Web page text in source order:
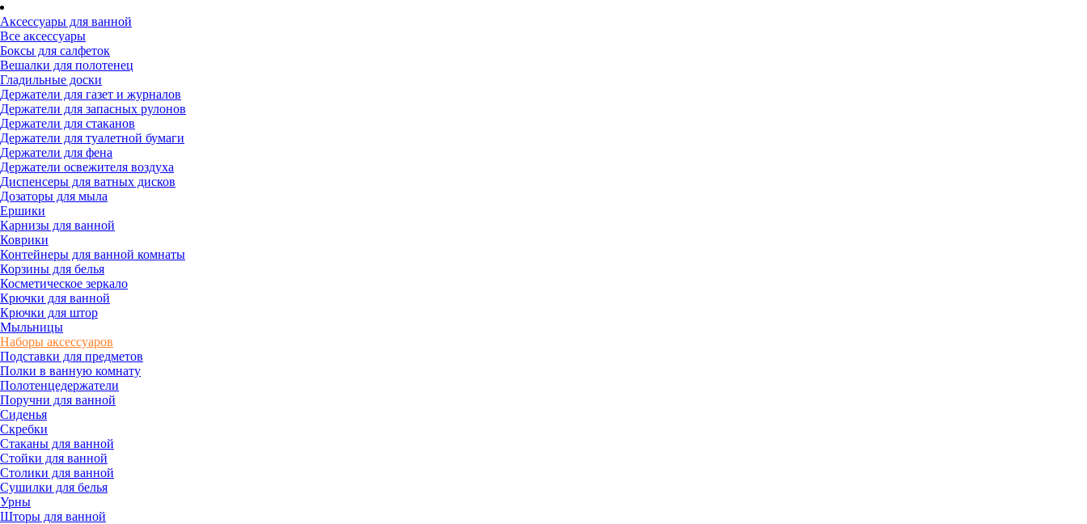
Аксессуары для ванной
Все аксессуары
Боксы для салфеток
Вешалки для полотенец
Гладильные доски
Держатели для газет и журналов
Держатели для запасных рулонов
Держатели для стаканов
Держатели для туалетной бумаги
Держатели для фена
Держатели освежителя воздуха
Диспенсеры для ватных дисков
Дозаторы для мыла
Ершики
Карнизы для ванной
Коврики
Контейнеры для ванной комнаты
Корзины для белья
Косметическое зеркало
Крючки для ванной
Крючки для штор
Мыльницы
Наборы аксессуаров
Подставки для предметов
Полки в ванную комнату
Полотенцедержатели
Поручни для ванной
Сиденья
Скребки
Стаканы для ванной
Стойки для ванной
Столики для ванной
Сушилки для белья
Урны
Шторы для ванной